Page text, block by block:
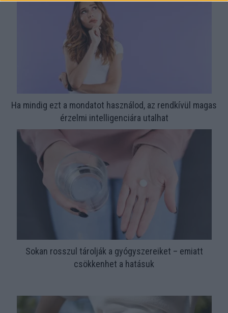
Ha mindig ezt a mondatot használod, az rendkívül magas
érzelmi intelligenciára utalhat
Sokan rosszul tárolják a gyógyszereiket – emiatt
csökkenhet a hatásuk